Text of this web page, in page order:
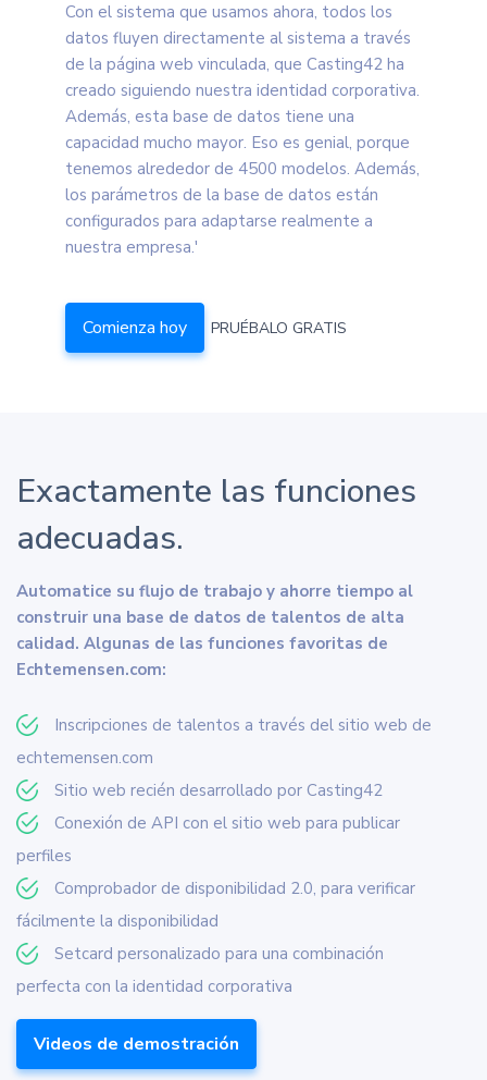
Con el sistema que usamos ahora, todos los
datos fluyen directamente al sistema a través
de la página web vinculada, que Casting42 ha
creado siguiendo nuestra identidad corporativa.
Además, esta base de datos tiene una
capacidad mucho mayor. Eso es genial, porque
tenemos alrededor de 4500 modelos. Además,
los parámetros de la base de datos están
configurados para adaptarse realmente a
nuestra empresa.'
Comienza hoy PRUÉBALO GRATIS
Exactamente las funciones
adecuadas.
Automatice su flujo de trabajo y ahorre tiempo al
construir una base de datos de talentos de alta
calidad. Algunas de las funciones favoritas de
Echtemensen.com:
Inscripciones de talentos a través del sitio web de
echtemensen.com
Sitio web recién desarrollado por Casting42
Conexión de API con el sitio web para publicar
perfiles
Comprobador de disponibilidad 2.0, para verificar
fácilmente la disponibilidad
Setcard personalizado para una combinación
perfecta con la identidad corporativa
Videos de demostración